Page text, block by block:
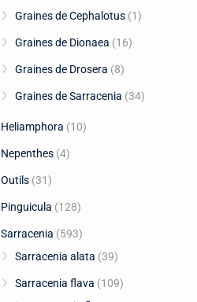
Graines de Cephalotus (1)
Graines de Dionaea (16)
Graines de Drosera (8)
Graines de Sarracenia (34)
Heliamphora (10)
Nepenthes (4)
Outils (31)
Pinguicula (128)
Sarracenia (593)
Sarracenia alata (39)
Sarracenia flava (109)